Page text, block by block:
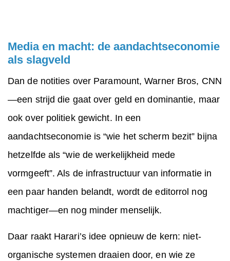
Media en macht: de aandachtseconomie
als slagveld
Dan de notities over Paramount, Warner Bros, CNN
—een strijd die gaat over geld en dominantie, maar
ook over politiek gewicht. In een
aandachtseconomie is “wie het scherm bezit” bijna
hetzelfde als “wie de werkelijkheid mede
vormgeeft”. Als de infrastructuur van informatie in
een paar handen belandt, wordt de editorrol nog
machtiger—en nog minder menselijk.
Daar raakt Harari’s idee opnieuw de kern: niet-
organische systemen draaien door, en wie ze